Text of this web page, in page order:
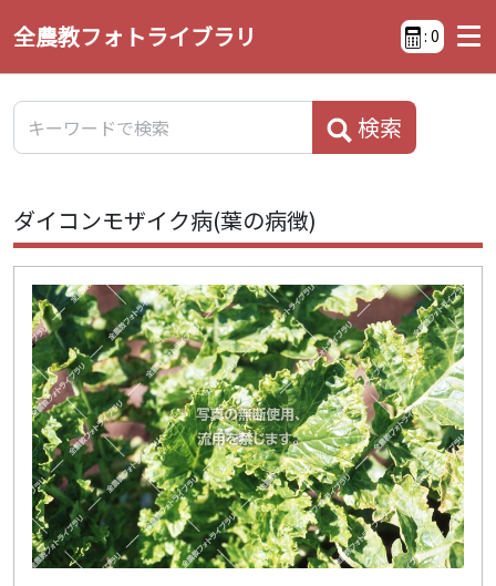
全農教フォトライブラリ : 0
検索
ダイコンモザイク病(葉の病徴)